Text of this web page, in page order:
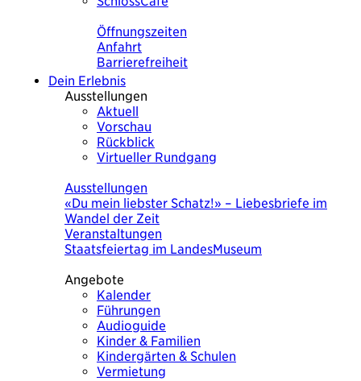
Öffnungszeiten
Anfahrt
Barrierefreiheit
Dein Erlebnis
Ausstellungen
Aktuell
Vorschau
Rückblick
Virtueller Rundgang
Ausstellungen
«Du mein liebster Schatz!» – Liebesbriefe im
Wandel der Zeit
Veranstaltungen
Staatsfeiertag im LandesMuseum
Angebote
Kalender
Führungen
Audioguide
Kinder & Familien
Kindergärten & Schulen
Vermietung